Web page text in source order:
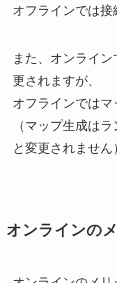
オフラインでは接
また、オンライ
更されますが、
オフラインではマ
（マップ生成は
と変更されません
オンラインの